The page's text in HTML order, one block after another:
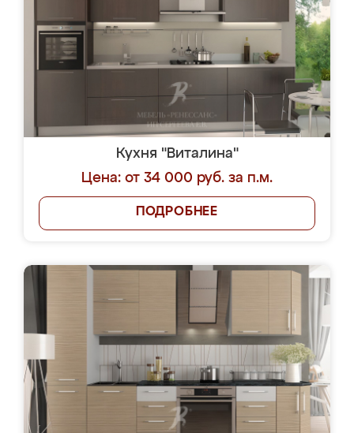
Кухня "Виталина"
Цена: от 34 000 руб. за п.м.
ПОДРОБНЕЕ